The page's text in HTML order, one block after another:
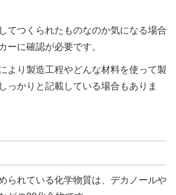
てつくられたものなのか気になる場合
ーに確認が必要です。
より製造工程やどんな材料を使って製
っかりと記載している場合もありま
られている化学物質は、デカノールや